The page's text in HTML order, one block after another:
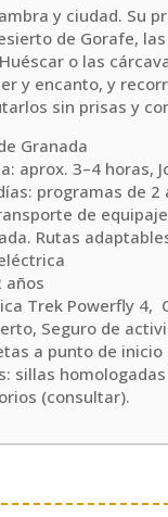
y ciudad. Su
de Gorafe,
o las
y encanto, y
sin prisas y
Granada
aprox. 3–4 horas,
programas de
de
Rutas
años
Trek Powerfly 4,
Seguro de
a punto de
sillas
(consultar).